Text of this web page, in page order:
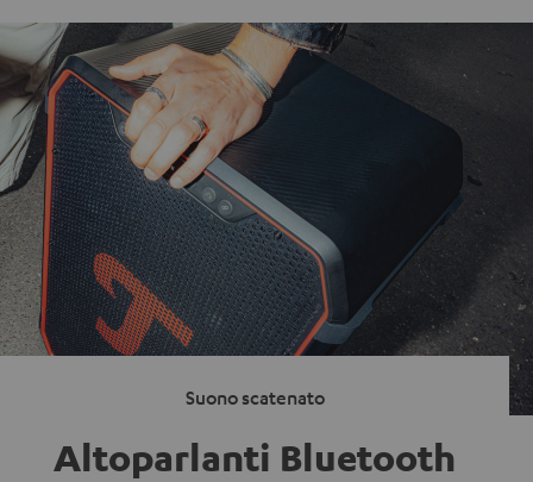
Suono scatenato
Altoparlanti Bluetooth